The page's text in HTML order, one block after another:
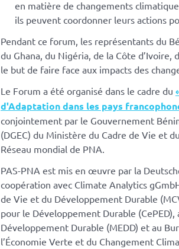
en matière de changements
ils peuvent coordonner leurs actions
Pendant ce forum, les représentants du
du Ghana, du Nigéria, de la Côte
le but de faire face aux impacts des
Le Forum a été organisé dans le cadre du
d'Adaptation dans les pays
conjointement par le Gouvernement
(DGEC) du Ministère du Cadre de Vie et
Réseau mondial de PNA.
PAS-PNA est mis en œuvre par la
coopération avec Climate Analytics
de Vie et du Développement Durable
pour le Développement Durable
Développement Durable (MEDD) et au
l’Économie Verte et du Changement